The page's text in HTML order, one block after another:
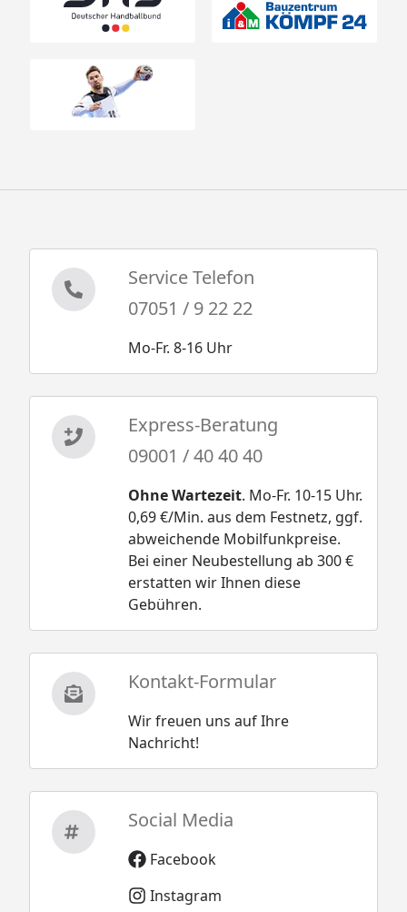
Service Telefon
07051 / 9 22 22
Mo-Fr. 8-16 Uhr
Express-Beratung
09001 / 40 40 40
Ohne Wartezeit. Mo-Fr. 10-15 Uhr.
0,69 €/Min. aus dem Festnetz, ggf.
abweichende Mobilfunkpreise.
Bei einer Neubestellung ab 300 €
erstatten wir Ihnen diese
Gebühren.
Kontakt-Formular
Wir freuen uns auf Ihre
Nachricht!
Social Media
Facebook
Instagram